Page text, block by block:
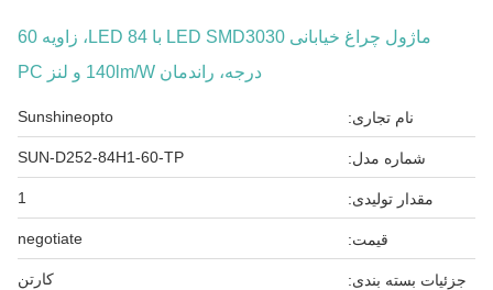
ماژول چراغ خیابانی LED SMD3030 با 84 LED، زاویه 60
درجه، راندمان 140lm/w و لنز PC
نام تجاری: Sunshineopto
شماره مدل: SUN-D252-84H1-60-TP
مقدار تولیدی:
قیمت: negotiate
جزئیات بسته بندی: کارتن